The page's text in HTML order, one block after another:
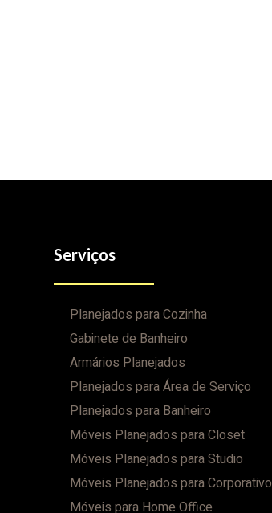
Serviços
Planejados para Cozinha
Gabinete de Banheiro
Armários Planejados
Planejados para Área de Serviço
Planejados para Banheiro
Móveis Planejados para Closet
Móveis Planejados para Studio
Móveis Planejados para Corporativo
Móveis para Home Office